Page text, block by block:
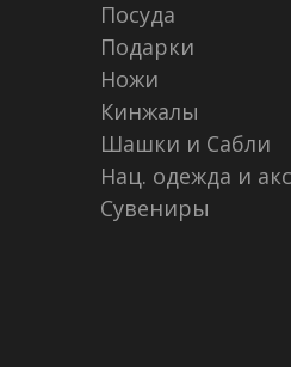
Посуда
Подарки
Ножи
Кинжалы
Шашки и Сабли
Нац. одежда и
Сувениры